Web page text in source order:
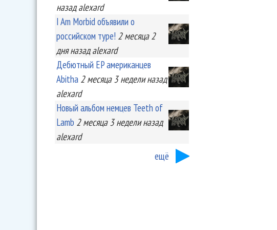
назад alexard
I Am Morbid объявили о
российском туре! 2 месяца 2
дняназад alexard
Дебютный EP американцев
Abitha 2 месяца 3 неделиназад
alexard
Новый альбом немцев Teeth of
Lamb 2 месяца 3 неделиназад
alexard
ещё